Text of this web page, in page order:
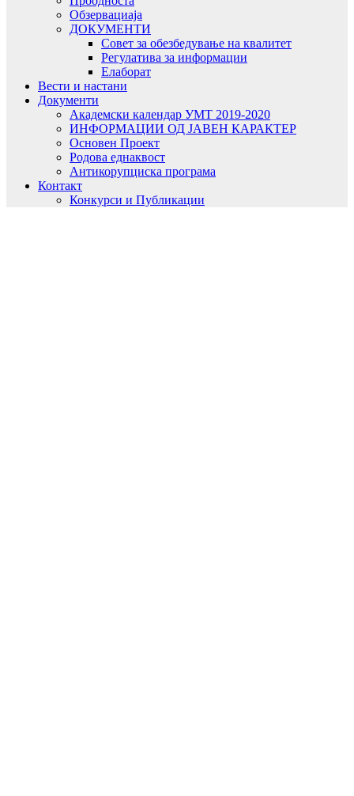
Обзервациаја
ДОКУМЕНТИ
Совет за обезбедување на квалитет
Регулатива за информации
Елаборат
Вести и настани
Документи
Академски календар УМТ 2019-2020
ИНФОРМАЦИИ ОД ЈАВЕН КАРАКТЕР
Основен Проект
Родова еднаквост
Антикорупциска програма
Контакт
Конкурси и Публикации